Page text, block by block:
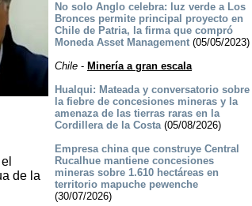
de la
No solo Anglo celebra: luz verde a Los
Bronces permite principal proyecto en
Chile de Patria, la firma que compró
Moneda Asset Management(05/05/2023)
Chile- Minería a gran escala
Hualqui: Mateada y conversatorio sobre
la fiebre de concesiones mineras y la
amenaza de las tierras raras en la
Cordillera de la Costa(05/08/2026)
Empresa china que construye Central
Rucalhue mantiene concesiones
mineras sobre 1.610 hectáreas en
territorio mapuche pewenche
(30/07/2026)